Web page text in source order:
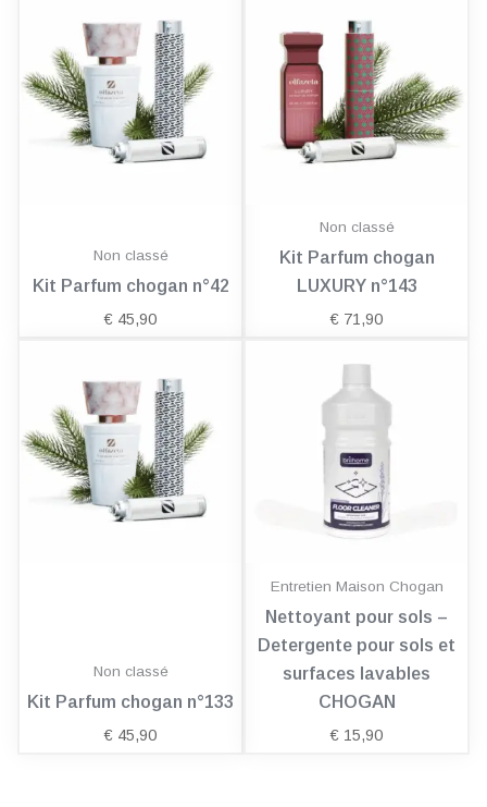
Non classé
Kit Parfum chogan n°42
€ 45,90
Non classé
Kit Parfum chogan
LUXURY n°143
€ 71,90
Non classé
Kit Parfum chogan n°133
€ 45,90
Entretien Maison Chogan
Nettoyant pour sols –
Detergente pour sols et
surfaces lavables
CHOGAN
€ 15,90